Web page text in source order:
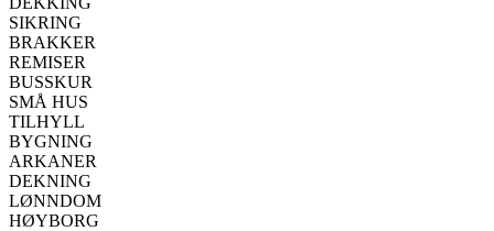
SIKRING
BRAKKER
REMISER
BUSSKUR
SMÅ HUS
TILHYLL
BYGNING
ARKANER
DEKNING
LØNNDOM
HØYBORG